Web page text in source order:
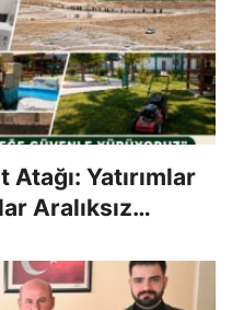
Yatırımlar
Aralıksız